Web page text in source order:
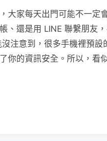
大家每天出門可能不一定
、還是用 LINE 聯繫朋友
注意到，很多手機裡預
你的資訊安全。所以，看